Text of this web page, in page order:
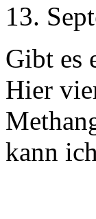
13.
Gibt es
Hier
kann